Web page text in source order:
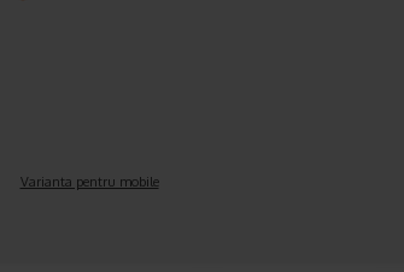
Varianta pentru mobile